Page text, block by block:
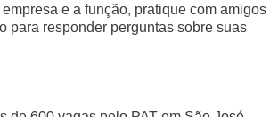
e a função, pratique com amigos
para responder perguntas sobre suas